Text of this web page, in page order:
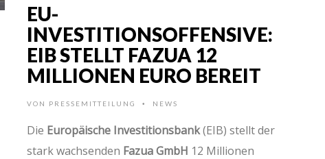
EU-
INVESTITIONSOFFENSIVE:
EIB STELLT FAZUA 12
MILLIONEN EURO BEREIT
VON PRESSEMITTEILUNG • NEWS
Die Europäische Investitionsbank(EIB) stellt der
stark wachsenden Fazua GmbH 12 Millionen